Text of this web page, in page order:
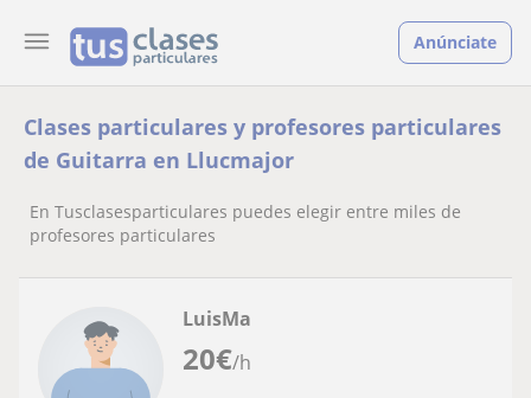
Anúnciate
Clases particulares y profesores particulares
de Guitarra en Llucmajor
En Tusclasesparticulares puedes elegir entre miles de
profesores particulares
20€/h
LuisMa